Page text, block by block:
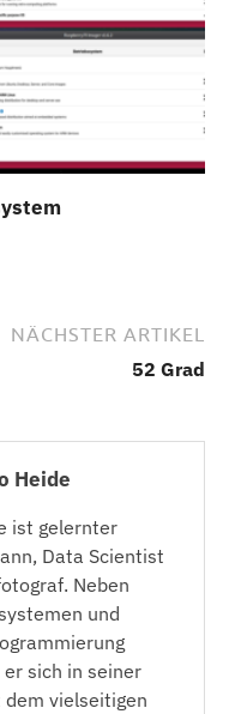
NÄCHSTER ARTIKEL
52 Grad
Heide
ist gelernter
Data Scientist
Neben
und
sich in seiner
vielseitigen